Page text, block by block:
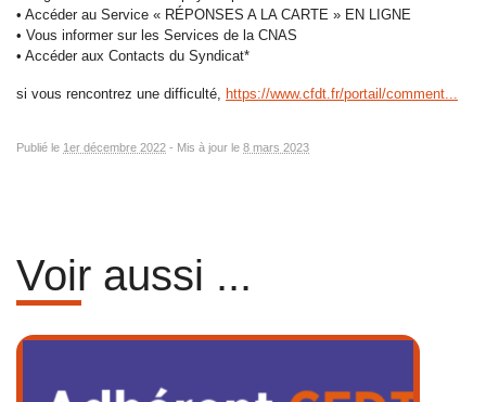
• Accéder au Service « RÉPONSES A LA CARTE » EN LIGNE
• Vous informer sur les Services de la CNAS
• Accéder aux Contacts du Syndicat*
si vous rencontrez une difficulté, https://www.cfdt.fr/portail/comment...
Publié le 1er décembre 2022 - Mis à jour le 8 mars 2023
Voir aussi ...